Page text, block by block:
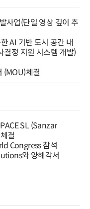
사업(단일 영상 깊이 추
AI 기반 도시 공간 내
결정 지원 시스템 개발)
(MOU)체결
SL (Sanzar
결
Congress 참석
와 양해각서